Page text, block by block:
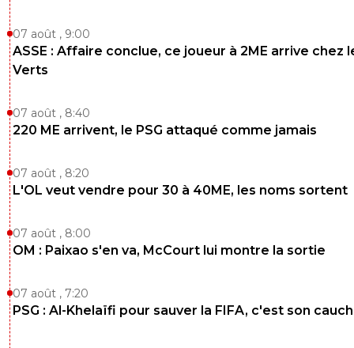
07 août , 9:00
ASSE : Affaire conclue, ce joueur à 2ME arrive chez
Verts
07 août , 8:40
220 ME arrivent, le PSG attaqué comme jamais
07 août , 8:20
L'OL veut vendre pour 30 à 40ME, les noms sortent
07 août , 8:00
OM : Paixao s'en va, McCourt lui montre la sortie
07 août , 7:20
PSG : Al-Khelaïfi pour sauver la FIFA, c'est son